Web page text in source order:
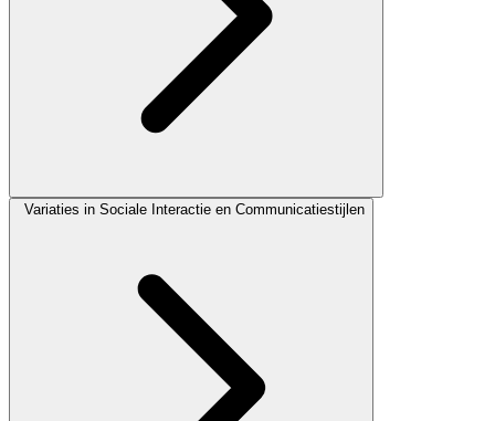
Variaties in Sociale Interactie en Communicatiestijlen